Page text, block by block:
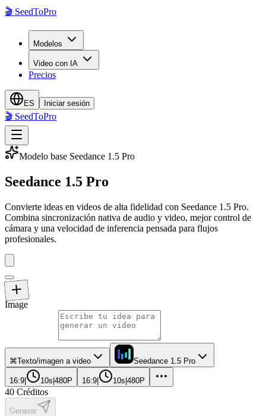
🎬 SeedToPro
Modelos
Video con IA
Precios
ES Iniciar sesión
🎬 SeedToPro
Modelo base Seedance 1.5 Pro
Seedance 1.5 Pro
Convierte ideas en videos de alta fidelidad con Seedance 1.5 Pro.
Combina sincronización nativa de audio y video, mejor control de
cámara y una velocidad de inferencia pensada para flujos
profesionales.
Image
⌘Texto/imagen a video Seedance 1.5 Pro
16:9 10s 480P 16:9 10s 480P
40 Créditos
Generar